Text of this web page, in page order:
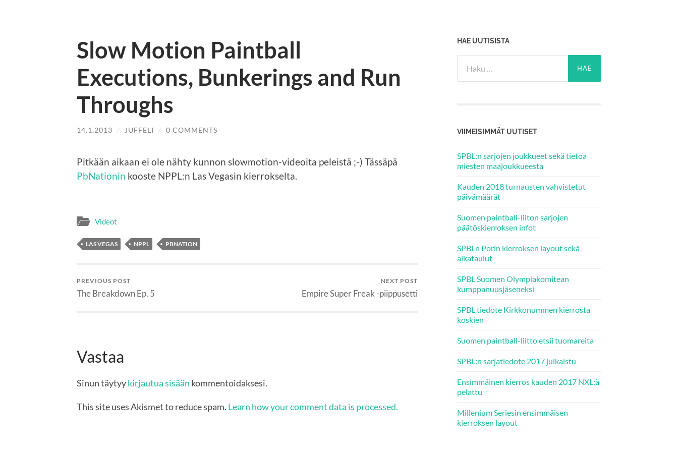
Slow Motion Paintball
Executions, Bunkerings and Run
Throughs
14.1.2013 / JUFFELI / 0 COMMENTS
Pitkään aikaan ei ole nähty kunnon slowmotion-videoita peleistä ;-) Tässäpä
PbNationin kooste NPPL:n Las Vegasin kierrokselta.
Videot
LAS VEGAS NPPL PBNATION
PREVIOUS POST
The Breakdown Ep. 5
NEXT POST
Empire Super Freak -piippusetti
Vastaa
Sinun täytyykirjautua sisään kommentoidaksesi.
This site uses Akismet to reduce spam. Learn how your comment data is processed.
HAE UUTISISTA
VIIMEISIMMÄT UUTISET
SPBL:n sarjojen joukkueet sekä tietoa
miesten maajoukkueesta
Kauden 2018 turnausten vahvistetut
päivämäärät
Suomen paintball-liiton sarjojen
päätöskierroksen infot
SPBLn Porin kierroksen layout sekä
aikataulut
SPBL Suomen Olympiakomitean
kumppanuusjäseneksi
SPBL tiedote Kirkkonummen kierrosta
koskien
Suomen paintball-liitto etsii tuomareita
SPBL:n sarjatiedote 2017 julkaistu
Ensimmäinen kierros kauden 2017 NXL:ä
pelattu
Millenium Seriesin ensimmäisen
kierroksen layout